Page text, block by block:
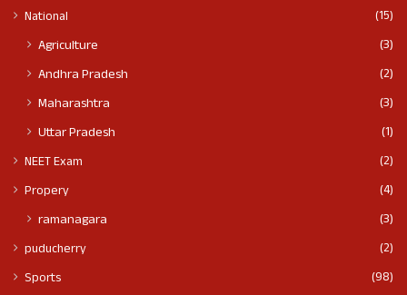
National
(15)
Agriculture
(3)
Andhra Pradesh
(2)
Maharashtra
(3)
Uttar Pradesh
(1)
NEET Exam
(2)
Propery
(4)
ramanagara (3)
puducherry
(2)
Sports
(98)